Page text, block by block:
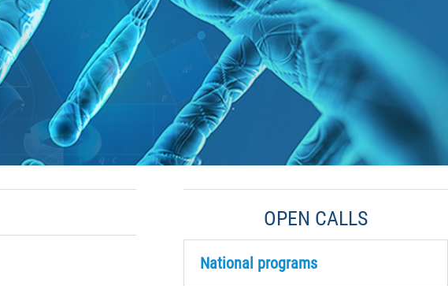
OPEN CALLS
National programs